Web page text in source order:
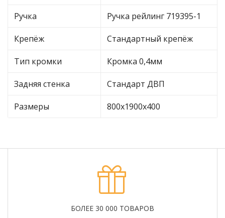
Ручка Ручка рейлинг 719395-1
Крепёж Стандартный крепёж
Тип кромки Кромка 0,4мм
Задняя стенка Стандарт ДВП
Размеры 800х1900х400
БОЛЕЕ 30 000 ТОВАРОВ